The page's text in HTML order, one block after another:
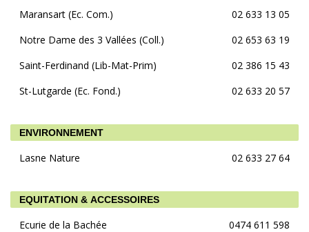
Maransart (Ec. Com.)
02 633 13 05
Notre Dame des 3 Vallées (Coll.)
02 653 63 19
Saint-Ferdinand (Lib-Mat-Prim)
02 386 15 43
St-Lutgarde (Ec. Fond.)
02 633 20 57
ENVIRONNEMENT
Lasne Nature 02 633 27 64
EQUITATION & ACCESSOIRES
Ecurie de la Bachée 0474 611 598